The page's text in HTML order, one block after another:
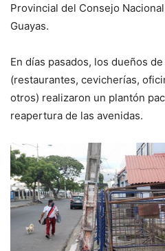
Provincial del Consejo
Guayas.
En días pasados, los dueños
(restaurantes, cevicherías,
otros) realizaron un plantón
reapertura de las avenidas.